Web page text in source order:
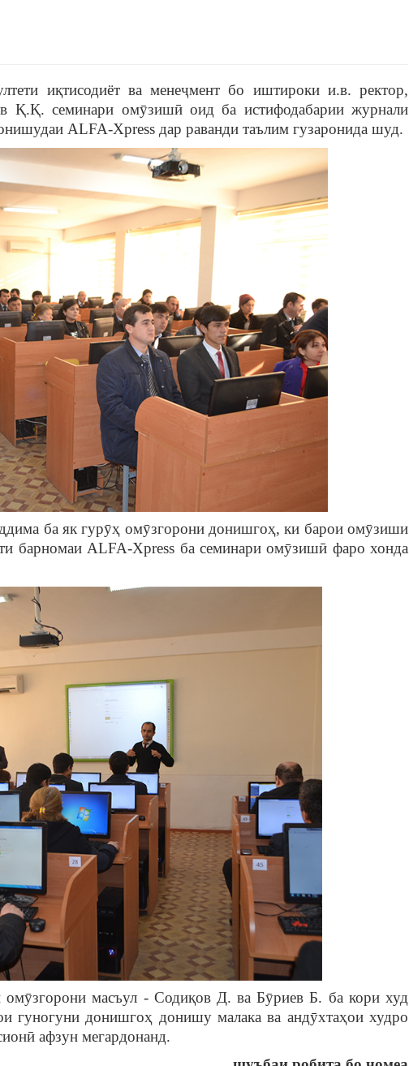
иқтисодиёт ва менеҷмент бо иштироки и.в. ректор,
Қ.Қ. семинари омӯзишӣ оид ба истифодабарии журнали
ALFA-Xpress дар раванди таълим гузаронида шуд.
ба як гурӯҳ омӯзгорони донишгоҳ, ки барои омӯзиши
барномаи ALFA-Xpress ба семинари омӯзишӣ фаро хонда
масъул - Содиқов Д. ва Бӯриев Б. ба кори худ
гуногуни донишгоҳ донишу малака ва андӯхтаҳои худро
афзун мегардонанд.